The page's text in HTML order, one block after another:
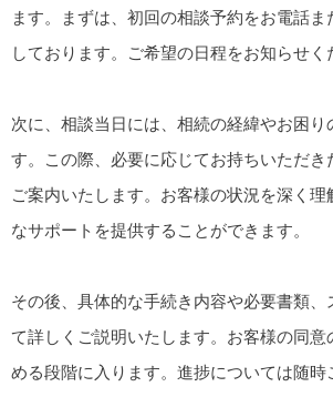
ます。まずは、初回の相談予約をお電話
しております。ご希望の日程をお知らせく
次に、相談当日には、相続の経緯やお困り
す。この際、必要に応じてお持ちいただき
ご案内いたします。お客様の状況を深く理
なサポートを提供することができます。
その後、具体的な手続き内容や必要書類、
て詳しくご説明いたします。お客様の同意
める段階に入ります。進捗については随時